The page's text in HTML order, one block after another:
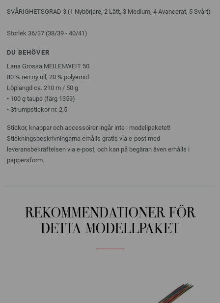
SVÅRIGHETSGRAD 3 (1 Nybörjare, 2 Lätt, 3 Medium, 4 Avancerat, 5 Svårt)
Storlek 36/37 (38/39 - 40/41)
DU BEHÖVER
Lana Grossa MEILENWEIT 50
80 % ren ny ull, 20 % polyamid
Löplängd ca. 210 m / 50 g
• 100 g taupe (färg 1359)
• Strumpstickor nr. 2,5
Stickor, knappar och accessoirer ingår inte i modellpaketet!
Stickningsbeskrivningarna erhålls gratis via e-post med
leveransbekräftelsen via e-post, och kan på begäran även erhålls i
pappersform.
REKOMMENDATIONER FÖR
DETTA MODELLPAKET